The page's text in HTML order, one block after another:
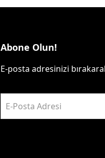
Abone Olun!
E-posta adresinizi
E-Posta Adresi